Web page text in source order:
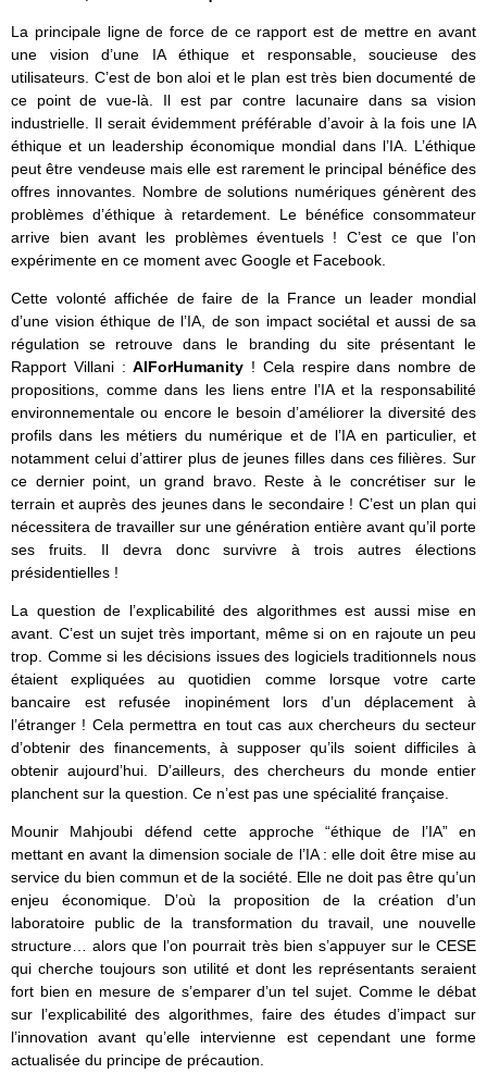
La principale ligne de force de ce rapport est de mettre en avant
une vision d’une IA éthique et responsable, soucieuse des
utilisateurs. C’est de bon aloi et le plan est très bien documenté de
ce point de vue-là. Il est par contre lacunaire dans sa vision
industrielle. Il serait évidemment préférable d’avoir à la fois une IA
éthique et un leadership économique mondial dans l’IA. L’éthique
peut être vendeuse mais elle est rarement le principal bénéfice des
offres innovantes. Nombre de solutions numériques génèrent des
problèmes d’éthique à retardement. Le bénéfice consommateur
arrive bien avant les problèmes éventuels ! C’est ce que l’on
expérimente en ce moment avec Google et Facebook.
Cette volonté affichée de faire de la France un leader mondial
d’une vision éthique de l’IA, de son impact sociétal et aussi de sa
régulation se retrouve dans le branding du site présentant le
Rapport Villani :AIForHumanity ! Cela respire dans nombre de
propositions, comme dans les liens entre l’IA et la responsabilité
environnementale ou encore le besoin d’améliorer la diversité des
profils dans les métiers du numérique et de l’IA en particulier, et
notamment celui d’attirer plus de jeunes filles dans ces filières. Sur
ce dernier point, un grand bravo. Reste à le concrétiser sur le
terrain et auprès des jeunes dans le secondaire ! C’est un plan qui
nécessitera de travailler sur une génération entière avant qu’il porte
ses fruits. Il devra donc survivre à trois autres élections
présidentielles !
La question de l’explicabilité des algorithmes est aussi mise en
avant. C’est un sujet très important, même si on en rajoute un peu
trop. Comme si les décisions issues des logiciels traditionnels nous
étaient expliquées au quotidien comme lorsque votre carte
bancaire est refusée inopinément lors d’un déplacement à
l’étranger ! Cela permettra en tout cas aux chercheurs du secteur
d’obtenir des financements, à supposer qu’ils soient difficiles à
obtenir aujourd’hui. D’ailleurs, des chercheurs du monde entier
planchent sur la question. Ce n’est pas une spécialité française.
Mounir Mahjoubi défend cette approche “éthique de l’IA” en
mettant en avant la dimension sociale de l’IA : elle doit être mise au
service du bien commun et de la société. Elle ne doit pas être qu’un
enjeu économique. D’où la proposition de la création d’un
laboratoire public de la transformation du travail, une nouvelle
structure… alors que l’on pourrait très bien s’appuyer sur le CESE
qui cherche toujours son utilité et dont les représentants seraient
fort bien en mesure de s’emparer d’un tel sujet. Comme le débat
sur l’explicabilité des algorithmes, faire des études d’impact sur
l’innovation avant qu’elle intervienne est cependant une forme
actualisée du principe de précaution.